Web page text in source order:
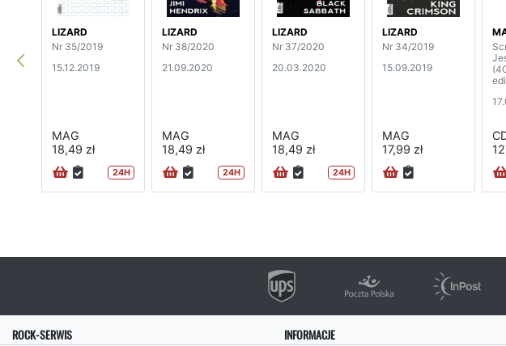
LIZARD
Nr 35/2019
15.12.2019
MAG
18,49 zł
24H
LIZARD
Nr 38/2020
21.09.2020
MAG
18,49 zł
24H
LIZARD
Nr 37/2020
20.03.2020
MAG
18,49 zł
24H
LIZARD
Nr 34/2019
15.09.2019
MAG
17,99 zł
ROCK-SERWIS INFORMACJE